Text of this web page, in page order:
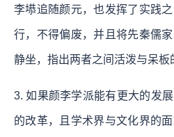
李塨追随颜元，也发挥了实践
行，不得偏废，并且将先秦儒
静坐，指出两者之间活泼与呆板
3. 如果颜李学派能有更大的发
的改革，且学术界与文化界的